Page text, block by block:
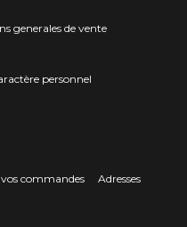
generales de vente
personnel
commandes
Adresses